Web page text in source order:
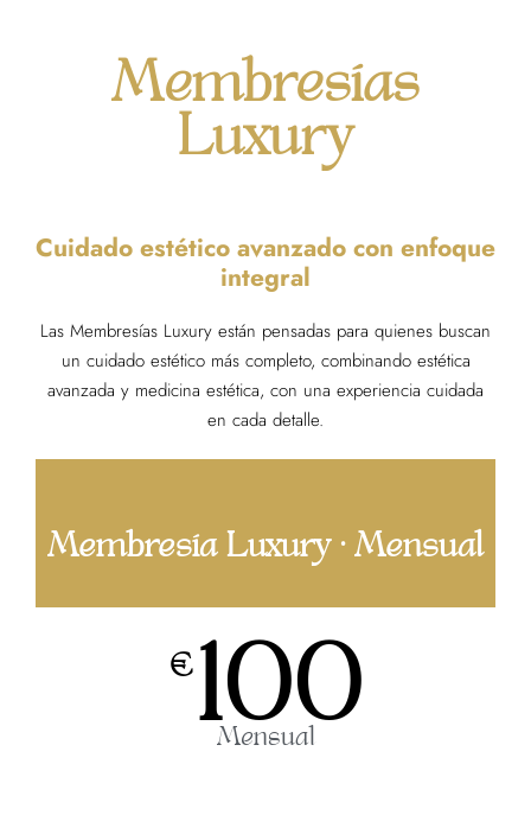
Membresías
Luxury
Cuidado estético avanzado con enfoque
integral
Las Membresías Luxury están pensadas para quienes buscan
un cuidado estético más completo, combinando estética
avanzada y medicina estética, con una experiencia cuidada
en cada detalle.
Membresía Luxury · Mensual
€100
Mensual